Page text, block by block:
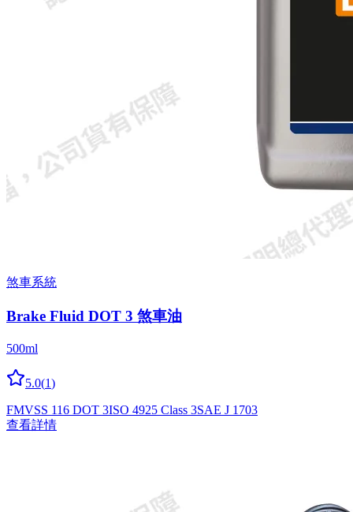
煞車系統
Brake Fluid DOT 3 煞車油
500ml
5.0(1)
FMVSS 116 DOT 3ISO 4925 Class 3SAE J 1703
查看詳情